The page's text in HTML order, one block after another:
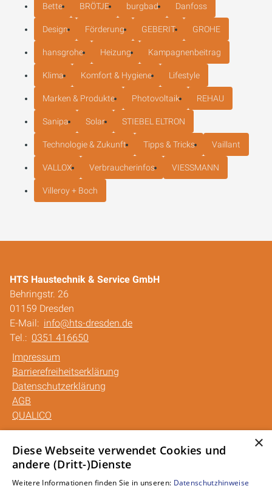
Bette BRÖTJE burgbad Danfoss
Design Förderung GEBERIT GROHE
hansgrohe Heizung Kampagnenbeitrag
Klima Komfort & Hygiene Lifestyle
Marken & Produkte Photovoltaik REHAU
Sanipa Solar STIEBEL ELTRON
Technologie & Zukunft Tipps & Tricks Vaillant
VALLOX Verbraucherinfos VIESSMANN
Villeroy + Boch
HTS Haustechnik & Service GmbH
Behringstr. 26
01159 Dresden
E-Mail: info@hts-dresden.de
Tel.: 0351 416650
Impressum
Barrierefreiheitserklärung
Datenschutzerklärung
AGB
QUALICO
Unsere Bereiche
Privatkunden
Gewerbekunden
×
Diese Webseite verwendet Cookies und
andere (Dritt-)Dienste
Weitere Informationen finden Sie in unseren: Datenschutzhinweise